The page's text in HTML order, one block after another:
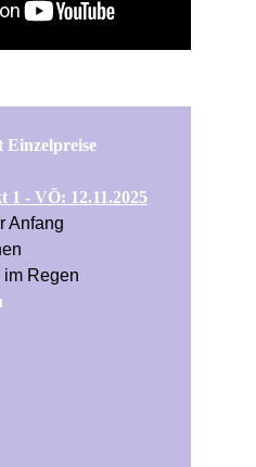
1 - VÖ: 12.11.2025
Anfang
im Regen